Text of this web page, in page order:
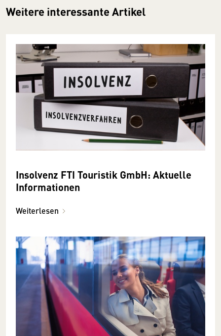
Weitere interessante Artikel
Insolvenz FTI Touristik GmbH: Aktuelle
Informationen
Weiterlesen